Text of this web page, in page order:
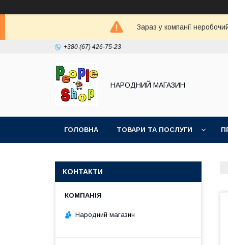
Зараз у компанії
+380 (67) 426-75-23
НАРОДНИЙ МАГАЗИН
ГОЛОВНА ТОВАРИ ТА ПОСЛУГИ
КОНТАКТИ
Народний магазин